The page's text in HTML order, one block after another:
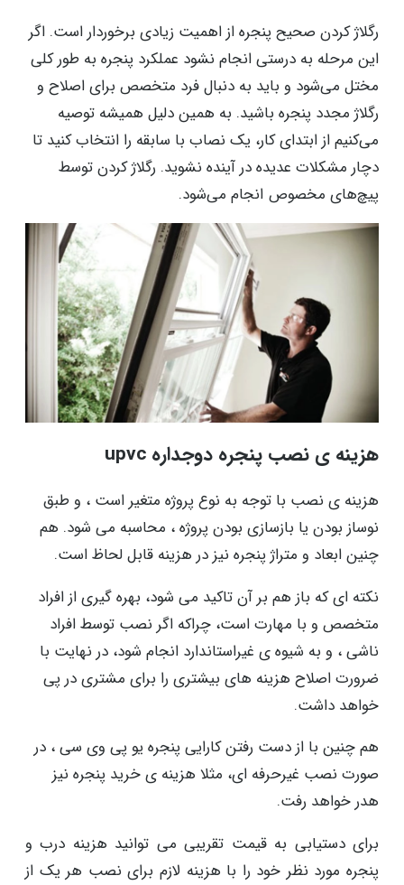
رگلاژ کردن صحیح پنجره از اهمیت زیادی برخوردار است. اگر
این مرحله به درستی انجام نشود عملکرد پنجره به طور کلی
مختل می‌شود و باید به دنبال فرد متخصص برای اصلاح و
رگلاژ مجدد پنجره باشید. به همین دلیل همیشه توصیه
می‌کنیم از ابتدای کار، یک نصاب با سابقه را انتخاب کنید تا
دچار مشکلات عدیده در آینده نشوید. رگلاژ کردن توسط
پیچ‌های مخصوص انجام می‌شود.
هزینه ی نصب پنجره دوجداره upvc
هزینه ی نصب با توجه به نوع پروژه متغیر است ، و طبق
نوساز بودن یا بازسازی بودن پروژه ، محاسبه می شود. هم
چنین ابعاد و متراژ پنجره نیز در هزینه قابل لحاظ است.
نکته ای که باز هم بر آن تاکید می شود، بهره گیری از افراد
متخصص و با مهارت است، چراکه اگر نصب توسط افراد
ناشی ، و به شیوه ی غیراستاندارد انجام شود، در نهایت با
ضرورت اصلاح هزینه های بیشتری را برای مشتری در پی
خواهد داشت.
هم چنین با از دست رفتن کارایی پنجره یو پی وی سی ، در
صورت نصب غیرحرفه ای، مثلا هزینه ی خرید پنجره نیز
هدر خواهد رفت.
برای دستیابی به قیمت تقریبی می توانید هزینه درب و
پنجره مورد نظر خود را با هزینه لازم برای نصب هر یک از